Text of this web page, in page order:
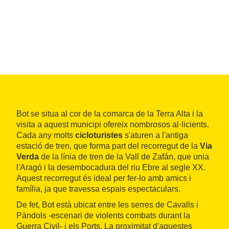
Bot se situa al cor de la comarca de la Terra Alta i la
visita a aquest municipi ofereix nombrosos al·licients.
Cada any molts cicloturistes s'aturen a l'antiga
estació de tren, que forma part del recorregut de la Via
Verda de la línia de tren de la Vall de Zafán, que unia
l'Aragó i la desembocadura del riu Ebre al segle XX.
Aquest recorregut és ideal per fer-lo amb amics i
família, ja que travessa espais espectaculars.
De fet, Bot està ubicat entre les serres de Cavalls i
Pàndols -escenari de violents combats durant la
Guerra Civil- i els Ports. La proximitat d'aquestes